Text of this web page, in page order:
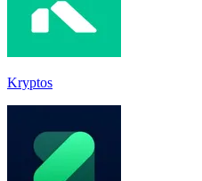
Kryptos